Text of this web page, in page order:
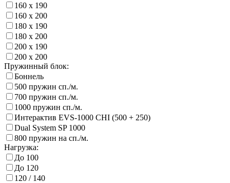
160 х 190
160 х 200
180 х 190
180 х 200
200 х 190
200 х 200
Пружинный блок:
Боннель
500 пружин сп./м.
700 пружин сп./м.
1000 пружин сп./м.
Интерактив EVS-1000 CHI (500 + 250)
Dual System SP 1000
800 пружин на сп./м.
Нагрузка:
До 100
До 120
120 / 140